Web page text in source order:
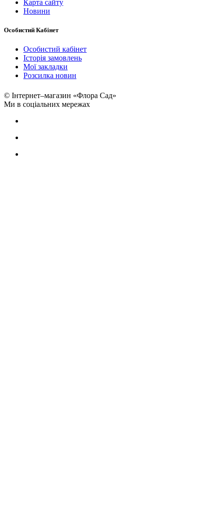
Карта сайту
Новини
Особистий Кабінет
Особистий кабінет
Історія замовлень
Мої закладки
Розсилка новин
© Інтернет–магазин «Флора Сад»
Ми в соціальних мережах